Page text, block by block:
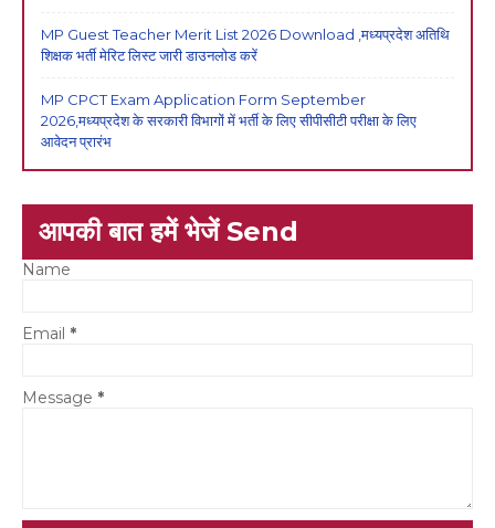
MP Guest Teacher Merit List 2026 Download ,मध्यप्रदेश अतिथि
शिक्षक भर्ती मेरिट लिस्ट जारी डाउनलोड करें
MP CPCT Exam Application Form September
2026,मध्यप्रदेश के सरकारी विभागों में भर्ती के लिए सीपीसीटी परीक्षा के लिए
आवेदन प्रारंभ
आपकी बात हमें भेजें Send
Name
Email *
Message *